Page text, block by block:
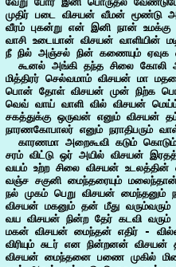
முதிர் படை விசயன் வீமன் மூண்டு
வீரம் புகன்று என் இனி நான் உமக்கு
வாசி உடையான் விசயன் வாளியின்
நீ நில் அஞ்சல் நின் கணையும் ஏவுக
கூனல் அங்கி தந்த சிலை கோலி
மித்திரர் செல்வமாம் விசயன் மா
பொன் தோள் விசயன் முன் நிற்க
வெவ் வாய் வாளி வில் விசயன்
சகத்துக்கு ஒருவன் எனும் விசயன்
நாரணகோபாலர் எனும் நராதிபரும்
காரணமா அறைகூவி கடும்
சரம் விட்டு ஒர் அயில் விசயன்
வயம் உற்ற சிலை விசயன் உடலத்தின்
வஞ்ச சகுனி மைந்தரையும்
நல் முகம் பெறு விசயன் மைந்தனும்
விசயன் மகனும் தன் மீது வரும்வரும்
வய விசயன் நின்ற தேர் கடவி
மகன் விசயன் மைந்தன் எதிர் -
விரியும் சுடர் என நின்றனன்
விசயன் மைந்தனை பணை முகில்